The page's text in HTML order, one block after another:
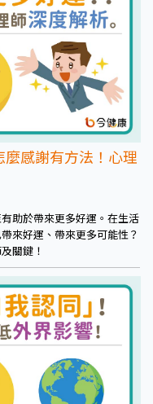
麼感謝有方法！心理
助於帶來更多好運。在生活
來好運、帶來更多可能性？
關鍵！